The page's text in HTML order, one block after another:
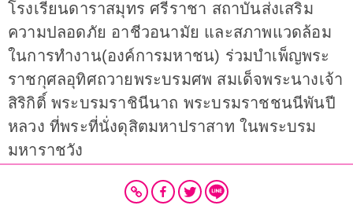
โรงเรียนดาราสมุทร ศรีราชา สถาบันส่งเสริม
ความปลอดภัย อาชีวอนามัย และสภาพแวดล้อม
ในการทำงาน(องค์การมหาชน) ร่วมบำเพ็ญพระ
ราชกุศลอุทิศถวายพระบรมศพ สมเด็จพระนางเจ้า
สิริกิติ์ พระบรมราชินีนาถ พระบรมราชชนนีพันปี
หลวง ที่พระที่นั่งดุสิตมหาปราสาท ในพระบรม
มหาราชวัง